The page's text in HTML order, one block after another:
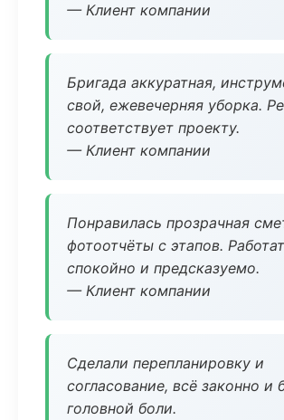
— Клиент компании
Бригада аккуратная,
свой, ежевечерняя уборка.
соответствует проекту.
— Клиент компании
Понравилась прозрачная
фотоотчёты с этапов.
спокойно и предсказуемо.
— Клиент компании
Сделали перепланировку и
согласование, всё законно и
головной боли.